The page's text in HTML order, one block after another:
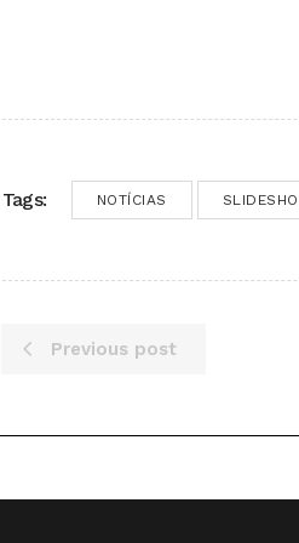
Tags: NOTÍCIAS
Previous post